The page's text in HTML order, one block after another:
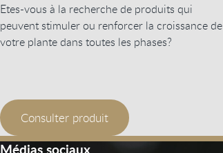
Etes-vous à la recherche de produits qui
peuvent stimuler ou renforcer la croissance de
votre plante dans toutes les phases?
Consulter produit
Médias sociaux